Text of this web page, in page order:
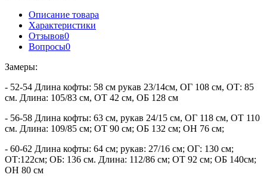
Описание товара
Характеристики
Отзывов0
Вопросы0
Замеры:
- 52-54 Длина кофты: 58 см рукав 23/14см, ОГ 108 см, ОТ: 85
см. Длина: 105/83 см, ОТ 42 см, ОБ 128 см
- 56-58 Длина кофты: 63 см, рукав 24/15 см, ОГ 118 см, ОТ 110
см. Длина: 109/85 см; ОТ 90 см; ОБ 132 см; ОН 76 см;
- 60-62 Длина кофты: 64 см; рукав: 27/16 см; ОГ: 130 см;
ОТ:122см; ОБ: 136 см. Длина: 112/86 см; ОТ 92 см; ОБ 140см;
ОН 80 см